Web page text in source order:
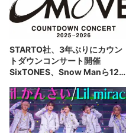
STARTO社、3年ぶりにカウン
トダウンコンサート開催
SixTONES、Snow Manら12組